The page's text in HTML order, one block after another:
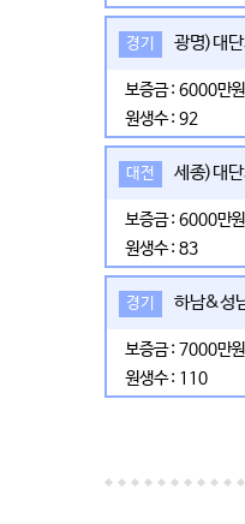
경기 광명)대
보증금 : 6000만원
원생수 : 92
대전 세종)대
보증금 : 6000만원
원생수 : 83
경기 하남&성
보증금 : 7000만원
원생수 : 110